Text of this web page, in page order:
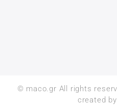
© maco.gr All rights
created